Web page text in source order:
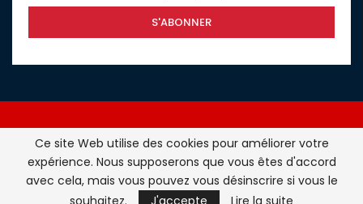
Atlasinfo.fr : l'essentiel de l'actualité de la France et du
Maghreb © Tous Droits Réservés - Atlasinfo- 2026
Ce site Web utilise des cookies pour améliorer votre
expérience. Nous supposerons que vous êtes d'accord
avec cela, mais vous pouvez vous désinscrire si vous le
souhaitez.
J'accepte Lire la suite